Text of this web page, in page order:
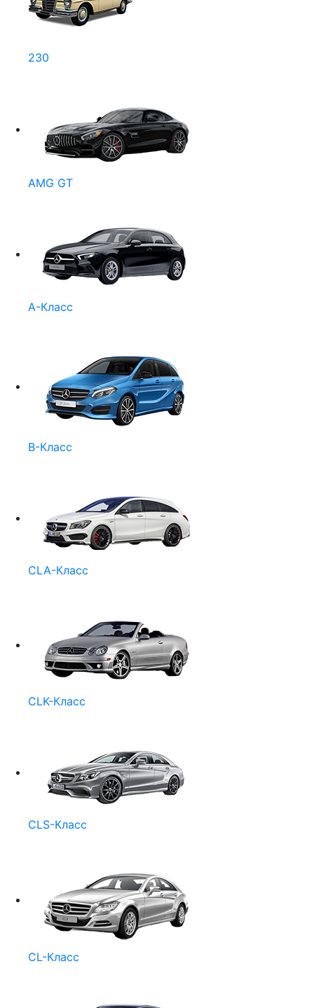
230
AMG GT
A-Класс
B-Класс
CLA-Класс
CLK-Класс
CLS-Класс
CL-Класс